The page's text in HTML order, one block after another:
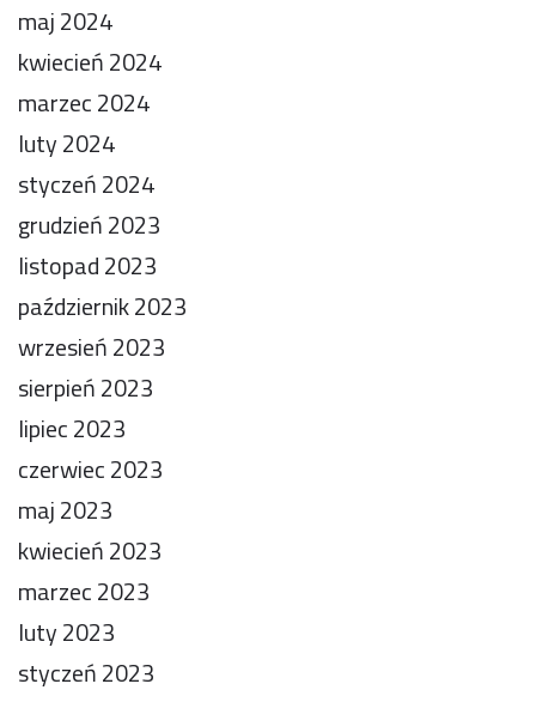
maj 2024
kwiecień 2024
marzec 2024
luty 2024
styczeń 2024
grudzień 2023
listopad 2023
październik 2023
wrzesień 2023
sierpień 2023
lipiec 2023
czerwiec 2023
maj 2023
kwiecień 2023
marzec 2023
luty 2023
styczeń 2023